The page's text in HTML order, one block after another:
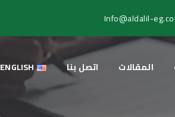
Info@aldalil-
المقالات اتصل بنا ENGLISH